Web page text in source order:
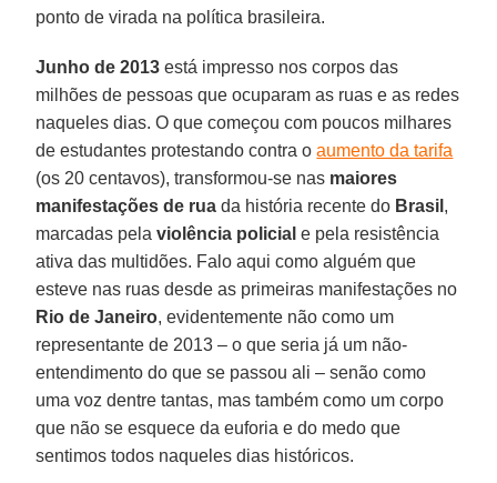
ponto de virada na política brasileira.
Junho de 2013 está impresso nos corpos das
milhões de pessoas que ocuparam as ruas e as redes
naqueles dias. O que começou com poucos milhares
de estudantes protestando contra oaumento da tarifa
(os 20 centavos), transformou-se nas maiores
manifestações de rua da história recente do Brasil ,
marcadas pelaviolência policial e pela resistência
ativa das multidões. Falo aqui como alguém que
esteve nas ruas desde as primeiras manifestações no
Rio de Janeiro, evidentemente não como um
representante de 2013 – o que seria já um não-
entendimento do que se passou ali – senão como
uma voz dentre tantas, mas também como um corpo
que não se esquece da euforia e do medo que
sentimos todos naqueles dias históricos.